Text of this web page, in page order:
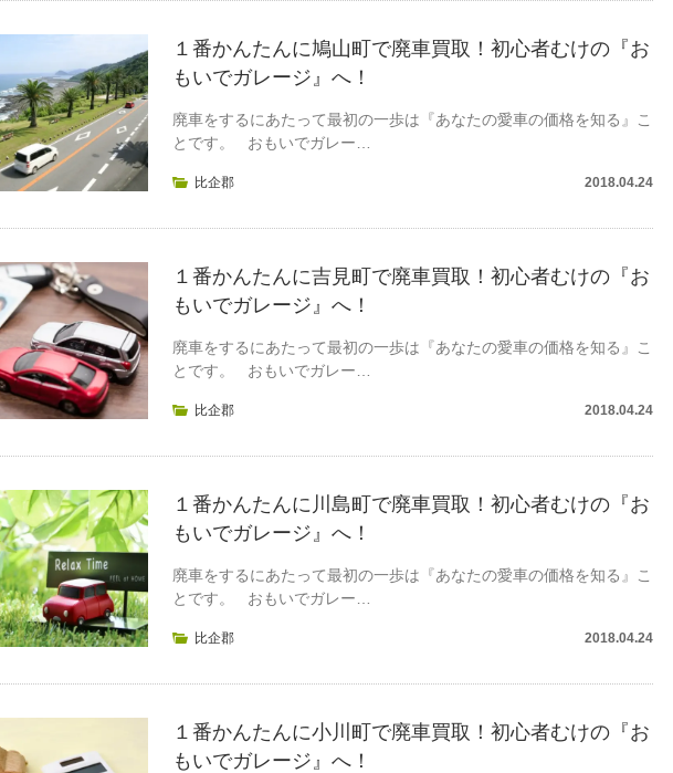
１番かんたんに鳩山町で廃車買取！初心者むけの『お
もいでガレージ』へ！
廃車をするにあたって最初の一歩は『あなたの愛車の価格を知る』こ
とです。 おもいでガレー…
比企郡 2018.04.24
１番かんたんに吉見町で廃車買取！初心者むけの『お
もいでガレージ』へ！
廃車をするにあたって最初の一歩は『あなたの愛車の価格を知る』こ
とです。 おもいでガレー…
比企郡 2018.04.24
１番かんたんに川島町で廃車買取！初心者むけの『お
もいでガレージ』へ！
廃車をするにあたって最初の一歩は『あなたの愛車の価格を知る』こ
とです。 おもいでガレー…
比企郡 2018.04.24
１番かんたんに小川町で廃車買取！初心者むけの『お
もいでガレージ』へ！